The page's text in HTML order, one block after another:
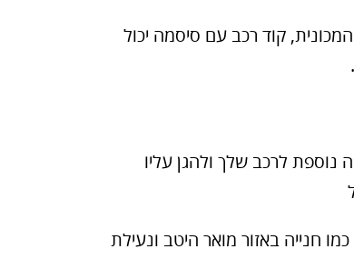
קוד רכב עם סיסמה יכול
לרכב שלך ולהגן עליו
חנייה באזור מואר היטב ונעילת